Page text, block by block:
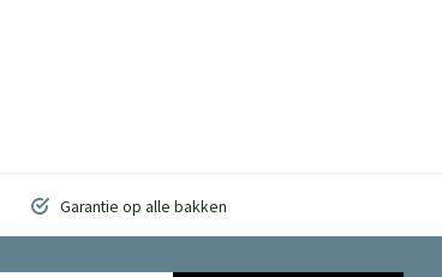
Garantie op alle bakken